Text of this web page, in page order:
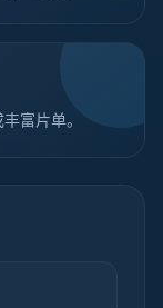
富片单。